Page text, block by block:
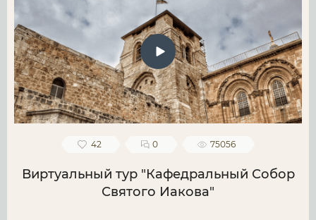
42 0 75056
Виртуальный тур "Кафедральный Собор
Святого Иакова"